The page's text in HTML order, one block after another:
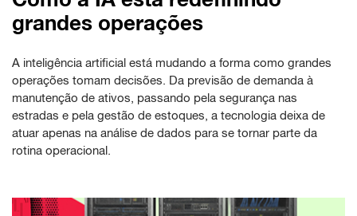
grandes operações
A inteligência artificial está mudando a forma como grandes
operações tomam decisões. Da previsão de demanda à
manutenção de ativos, passando pela segurança nas
estradas e pela gestão de estoques, a tecnologia deixa de
atuar apenas na análise de dados para se tornar parte da
rotina operacional.